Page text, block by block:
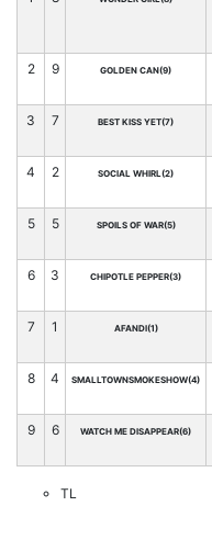
2 9 GOLDEN CAN(9)
3 7 BEST KISS YET(7)
4 2 SOCIAL WHIRL(2)
5 5 SPOILS OF WAR(5)
6 3 CHIPOTLE PEPPER(3)
7 1 AFANDI(1)
8 4 SMALLTOWNSMOKESHOW(4)
9 6 WATCH ME DISAPPEAR(6)
TL